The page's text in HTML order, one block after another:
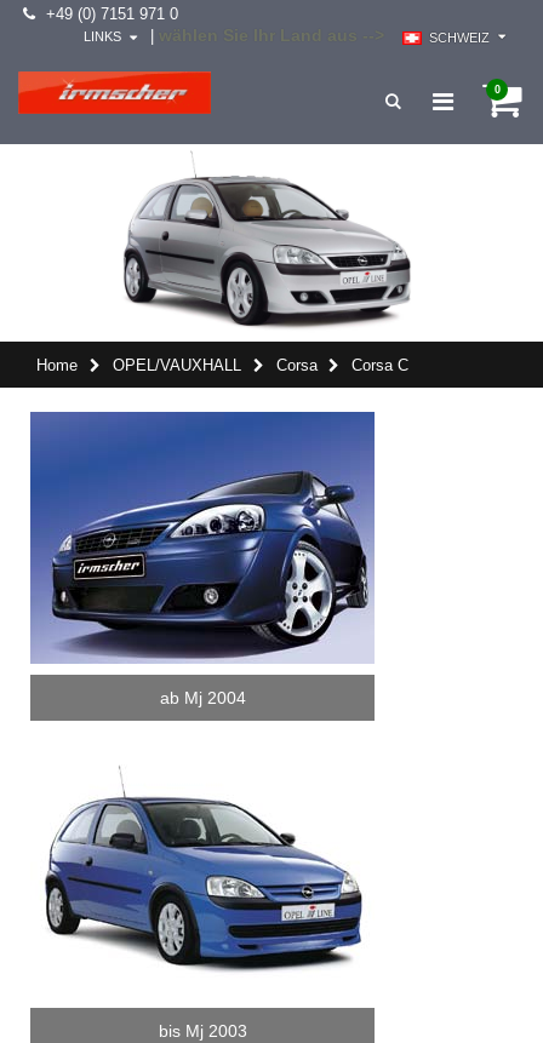
+49 (0) 7151 971 0
SCHWEIZ
LINKS
0
Home OPEL/VAUXHALL Corsa Corsa C
ab Mj 2004
bis Mj 2003